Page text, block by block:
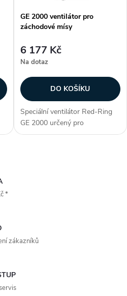
GE 2000 ventilátor pro
záchodové mísy
6 177 Kč
Na dotaz
DO KOŠÍKU
Speciální ventilátor Red-Ring
GE 2000 určený pro
odvětrávání zápachu přímo ze
*
zákazníků